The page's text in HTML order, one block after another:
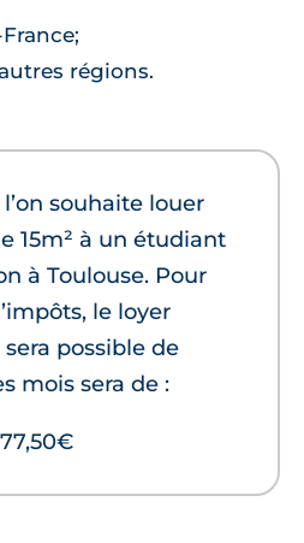
régions.
souhaite louer
15m² à un étudiant
à Toulouse. Pour
le loyer
possible de
mois sera de :